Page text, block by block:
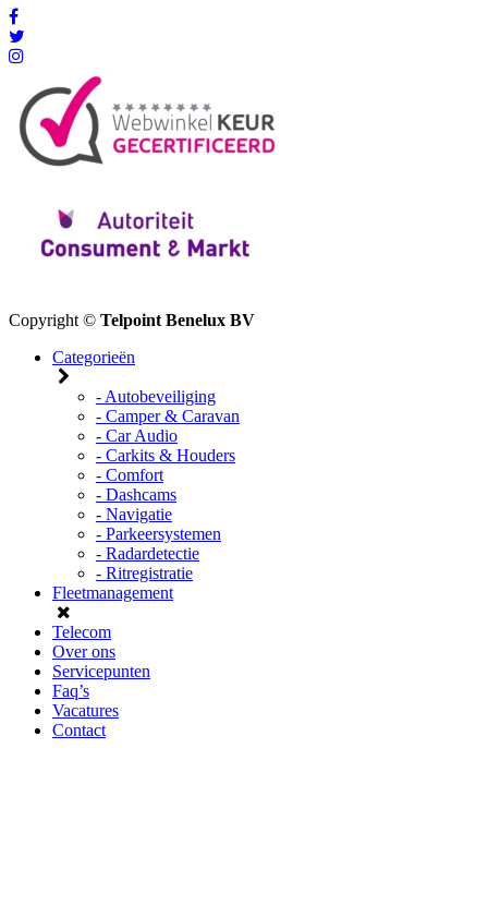
Copyright © Telpoint Benelux BV
Categorieën
- Autobeveiliging
- Camper & Caravan
- Car Audio
- Carkits & Houders
- Comfort
- Dashcams
- Navigatie
- Parkeersystemen
- Radardetectie
- Ritregistratie
Fleetmanagement
Telecom
Over ons
Servicepunten
Faq’s
Vacatures
Contact